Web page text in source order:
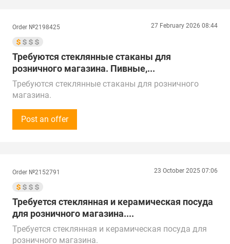
Предложения от поставщиков рассмотрим по РФ,
Китаю, Республике Беларусь, Турции, ОАЭ,
Республике Казахстан и СНГ.
Доставка в г. Москва, Беговая
Order №2198425 27 February 2026 08:44
Требуются стеклянные стаканы для
розничного магазина. Пивные,...
Требуются стеклянные стаканы для розничного
магазина.
Сумма закупки - от 30 000 до 100 000 рублей (300$ -
1 000$) в квартал.
Китаю, Республике Беларусь, Турции, ОАЭ и
Республике Казахстан.
Доставка в г. Киров, Кировская область
Post an offer
Order №2152791 23 October 2025 07:06
Требуется стеклянная и керамическая посуда
для розничного магазина....
Требуется стеклянная и керамическая посуда для
розничного магазина.